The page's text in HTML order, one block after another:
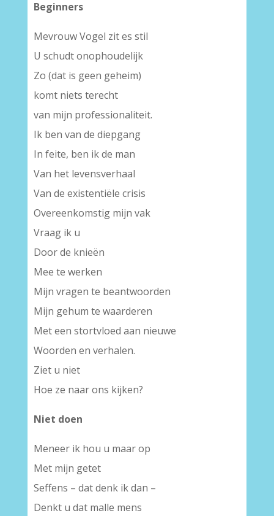
Beginners
Mevrouw Vogel zit es stil
U schudt onophoudelijk
Zo (dat is geen geheim)
komt niets terecht
van mijn professionaliteit.
Ik ben van de diepgang
In feite, ben ik de man
Van het levensverhaal
Van de existentiële crisis
Overeenkomstig mijn vak
Vraag ik u
Door de knieën
Mee te werken
Mijn vragen te beantwoorden
Mijn gehum te waarderen
Met een stortvloed aan nieuwe
Woorden en verhalen.
Ziet u niet
Hoe ze naar ons kijken?
Niet doen
Meneer ik hou u maar op
Met mijn getet
Seffens – dat denk ik dan –
Denkt u dat malle mens